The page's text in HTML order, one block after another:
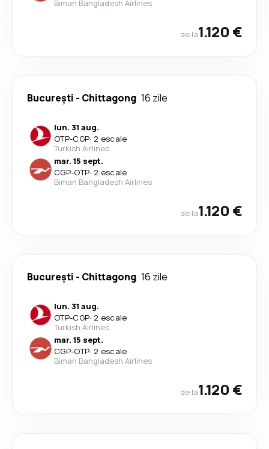
Biman Bangladesh Airlines
de la1.120 €
București - Chittagong 16 zile
lun. 31 aug.
OTP-CGP· 2 escale
Turkish Airlines
mar. 15 sept.
CGP-OTP· 2 escale
Biman Bangladesh Airlines
de la1.120 €
București - Chittagong 16 zile
lun. 31 aug.
OTP-CGP· 2 escale
Turkish Airlines
mar. 15 sept.
CGP-OTP· 2 escale
Biman Bangladesh Airlines
de la1.120 €